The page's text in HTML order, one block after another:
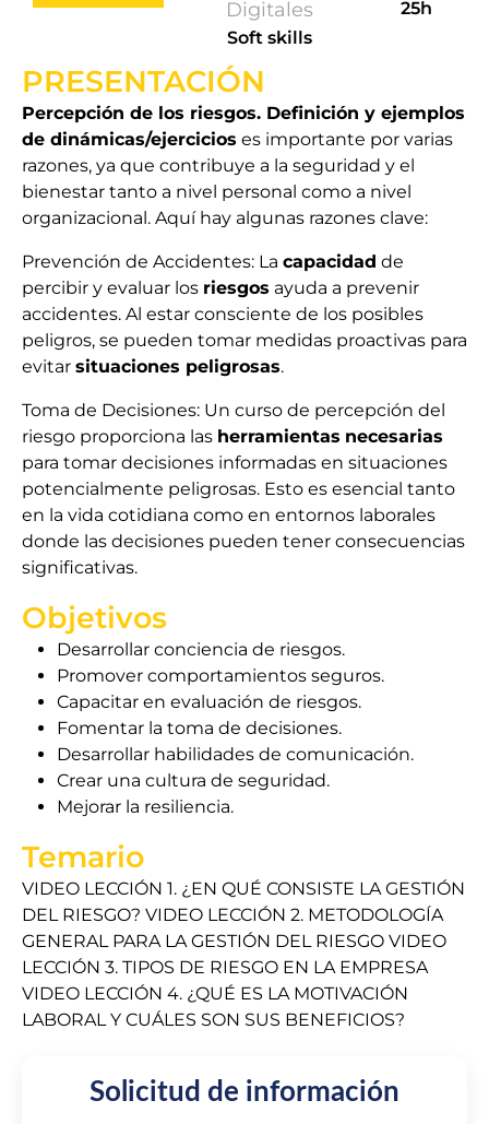
Digitales
Soft skills
25h
PRESENTACIÓN
Percepción de los riesgos. Definición y ejemplos
de dinámicas/ejercicios es importante por varias
razones, ya que contribuye a la seguridad y el
bienestar tanto a nivel personal como a nivel
organizacional. Aquí hay algunas razones clave:
Prevención de Accidentes: La capacidad de
percibir y evaluar los riesgos ayuda a prevenir
accidentes. Al estar consciente de los posibles
peligros, se pueden tomar medidas proactivas para
evitar situaciones peligrosas.
Toma de Decisiones: Un curso de percepción del
riesgo proporciona las herramientas necesarias
para tomar decisiones informadas en situaciones
potencialmente peligrosas. Esto es esencial tanto
en la vida cotidiana como en entornos laborales
donde las decisiones pueden tener consecuencias
significativas.
Objetivos
Desarrollar conciencia de riesgos.
Promover comportamientos seguros.
Capacitar en evaluación de riesgos.
Fomentar la toma de decisiones.
Desarrollar habilidades de comunicación.
Crear una cultura de seguridad.
Mejorar la resiliencia.
Temario
VIDEO LECCIÓN 1. ¿EN QUÉ CONSISTE LA GESTIÓN
DEL RIESGO? VIDEO LECCIÓN 2. METODOLOGÍA
GENERAL PARA LA GESTIÓN DEL RIESGO VIDEO
LECCIÓN 3. TIPOS DE RIESGO EN LA EMPRESA
VIDEO LECCIÓN 4. ¿QUÉ ES LA MOTIVACIÓN
LABORAL Y CUÁLES SON SUS BENEFICIOS?
Solicitud de información